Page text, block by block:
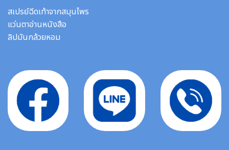
สเปรย์ฉีดเท้าจากสมุนไพร
แว่นตาอ่านหนังสือ
ลิปมันกล้วยหอม